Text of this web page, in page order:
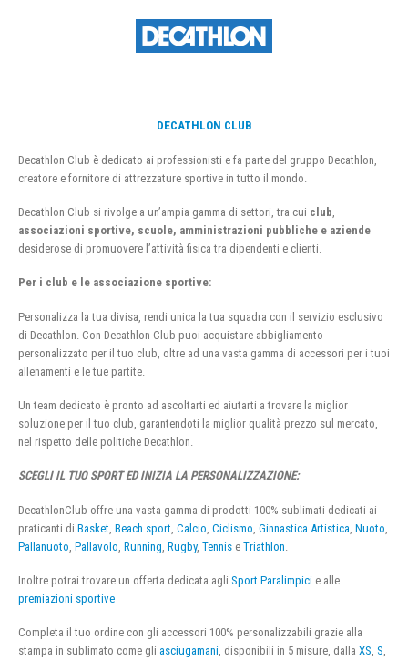
DECATHLON CLUB
Decathlon Club è dedicato ai professionisti e fa parte del gruppo Decathlon,
creatore e fornitore di attrezzature sportive in tutto il mondo.
Decathlon Club si rivolge a un’ampia gamma di settori, tra cui club
associazioni sportive, scuole, amministrazioni pubbliche e aziende
desiderose di promuovere l’attività fisica tra dipendenti e clienti.
Per i club e le associazione sportive:
Personalizza la tua divisa, rendi unica la tua squadra con il servizio esclusivo
di Decathlon. Con Decathlon Club puoi acquistare abbigliamento
personalizzato per il tuo club, oltre ad una vasta gamma di accessori per i tuoi
allenamenti e le tue partite.
Un team dedicato è pronto ad ascoltarti ed aiutarti a trovare la miglior
soluzione per il tuo club, garantendoti la miglior qualità prezzo sul mercato,
nel rispetto delle politiche Decathlon.
SCEGLI IL TUO SPORT ED INIZIA LA PERSONALIZZAZIONE:
DecathlonClub offre una vasta gamma di prodotti 100% sublimati dedicati ai
praticanti di Basket Beach sport Calcio Ciclismo Ginnastica Artistica Nuoto
Pallanuoto Pallavolo Running Rugby, Tennis e Triathlon
Inoltre potrai trovare un offerta dedicata agli Sport Paralimpici e alle
premiazioni sportive
Completa il tuo ordine con gli accessori 100% personalizzabili grazie alla
stampa in sublimato come gli asciugamani, disponibili in 5 misure, dalla XS, S,